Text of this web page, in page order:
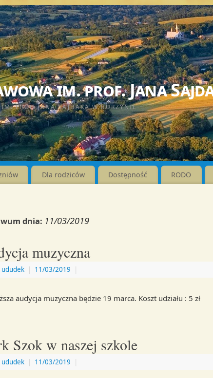
im. prof. Jana
PROF. JANA SAJDAKA W BURZYNIE
Dla rodziców Dostępność RODO
dnia: 11/03/2019
muzyczna
ududek | 11/03/2019 |
audycja muzyczna będzie 19 marca. Koszt udziału : 5 zł
Szok w naszej szkole
ududek | 11/03/2019 |